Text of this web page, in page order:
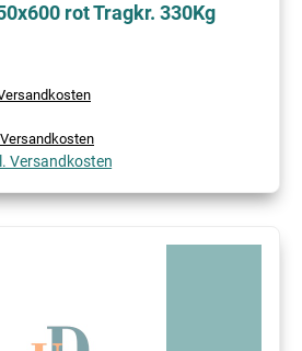
rot Tragkr. 330Kg
Versandkosten